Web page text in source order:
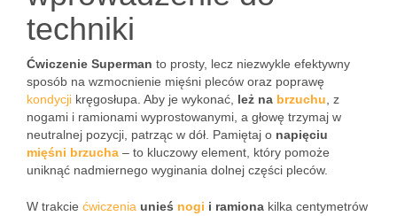
techniki
Ćwiczenie Superman to prosty, lecz niezwykle efektywny
sposób na wzmocnienie mięśni pleców oraz poprawę
kondycji kręgosłupa. Aby je wykonać, leż na brzuchu , z
nogami i ramionami wyprostowanymi, a głowę trzymaj w
neutralnej pozycji, patrząc w dół. Pamiętaj o napięciu
mięśni brzucha – to kluczowy element, który pomoże
uniknąć nadmiernego wyginania dolnej części pleców.
W trakcie ćwiczenia unieś nogi i ramiona kilka centymetrów